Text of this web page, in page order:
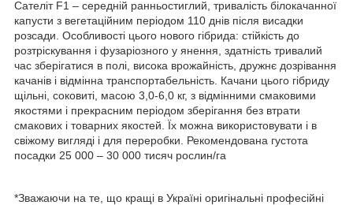
Сателіт F1 – середній ранньостиглий, тривалість білокачанної
капусти з вегетаційним періодом 110 днів після висадки
розсади. Особливості цього нового гібрида: стійкість до
розтріскування і фузаріозного у янення, здатність тривалий
час зберігатися в полі, висока врожайність, дружнє дозрівання
качанів і відмінна транспортабельність. Качани цього гібриду
щільні, соковиті, масою 3,0-6,0 кг, з відмінними смаковими
якостями і прекрасним періодом зберігання без втрати
смакових і товарних якостей. Їх можна використовувати і в
свіжому вигляді і для переробки. Рекомендована густота
посадки 25 000 – 30 000 тисяч рослин/га
*Зважаючи на те, що кращі в Україні оригінальні професійні